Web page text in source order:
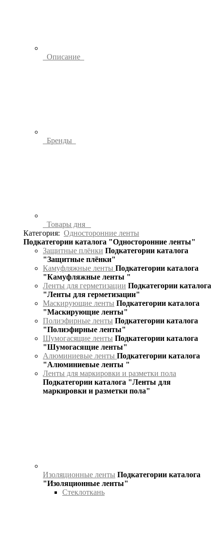
Описание
Бренды
Товары дня
Категория: Односторонние ленты
Подкатегории каталога "Односторонние ленты"
Защитные плёнки Подкатегории каталога
"Защитные плёнки"
Камуфляжные ленты Подкатегории каталога
"Камуфляжные ленты "
Ленты для герметизации Подкатегории каталога
"Ленты для герметизации"
Маскирующие ленты Подкатегории каталога
"Маскирующие ленты"
Полиэфирные ленты Подкатегории каталога
"Полиэфирные ленты"
Шумогасящие ленты Подкатегории каталога
"Шумогасящие ленты"
Алюминиевые ленты Подкатегории каталога
"Алюминиевые ленты "
Ленты для маркировки и разметки пола
Подкатегории каталога "Ленты для
маркировки и разметки пола"
Изоляционные ленты Подкатегории каталога
"Изоляционные ленты"
Стеклоткань